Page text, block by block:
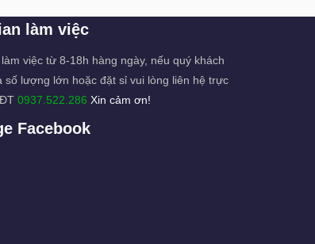
làm việc
việc từ 8-18h hàng ngày, nếu quý khách
số lượng lớn hoặc đặt sỉ vui lòng liên hệ trực
0937.522.286 Xin cảm ơn!
Facebook